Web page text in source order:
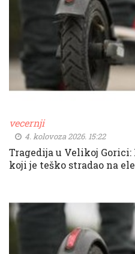
vecernji
4. kolovoza 2026. 15:22
Tragedija u Velikoj
koji je teško stradao na